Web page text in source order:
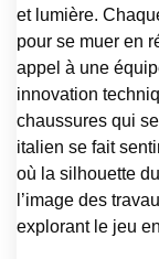
et lumière.
pour se muer en
appel à une
innovation
chaussures qui
italien se fait
où la silhouette
l’image des
explorant le jeu